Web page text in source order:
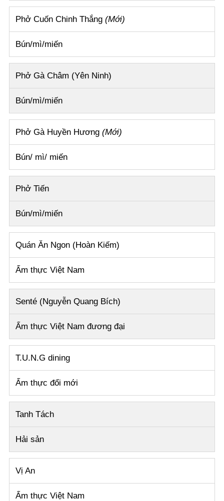
Phở Cuốn Chinh Thắng (Mới)
Bún/mì/miến
Phở Gà Châm (Yên Ninh)
Bún/mì/miến
Phở Gà Huyền Hương (Mới)
Bún/ mì/ miến
Phở Tiến
Bún/mì/miến
Quán Ăn Ngon (Hoàn Kiếm)
Ẩm thực Việt Nam
Senté (Nguyễn Quang Bích)
Ẩm thực Việt Nam đương đại
T.U.N.G dining
Ẩm thực đổi mới
Tanh Tách
Hải sản
Vị An
Ẩm thực Việt Nam